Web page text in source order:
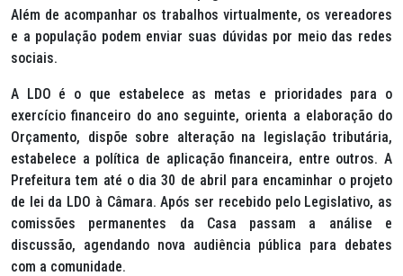
Além de acompanhar os trabalhos virtualmente, os vereadores
e a população podem enviar suas dúvidas por meio das redes
sociais.
A LDO é o que estabelece as metas e prioridades para o
exercício financeiro do ano seguinte, orienta a elaboração do
Orçamento, dispõe sobre alteração na legislação tributária,
estabelece a política de aplicação financeira, entre outros. A
Prefeitura tem até o dia 30 de abril para encaminhar o projeto
de lei da LDO à Câmara. Após ser recebido pelo Legislativo, as
comissões permanentes da Casa passam a análise e
discussão, agendando nova audiência pública para debates
com a comunidade.